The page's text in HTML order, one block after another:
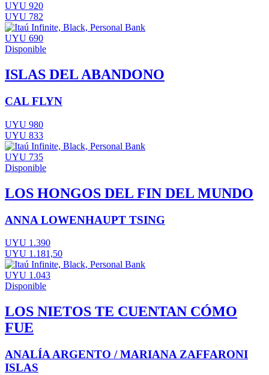
UYU 920
UYU 782
UYU 690
Disponible
ISLAS DEL ABANDONO
CAL FLYN
UYU 980
UYU 833
UYU 735
Disponible
LOS HONGOS DEL FIN DEL MUNDO
ANNA LOWENHAUPT TSING
UYU 1.390
UYU 1.181,50
UYU 1.043
Disponible
LOS NIETOS TE CUENTAN CÓMO
FUE
ANALÍA ARGENTO / MARIANA ZAFFARONI
ISLAS